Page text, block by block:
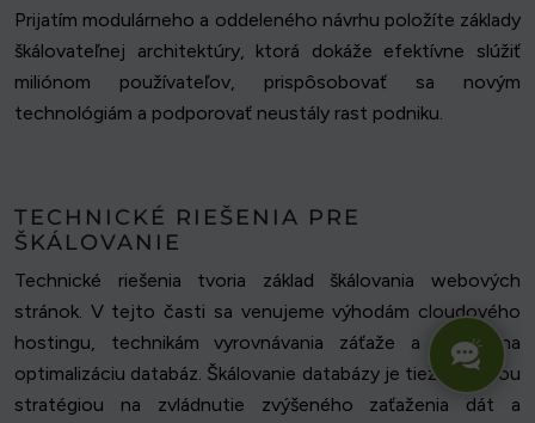
Prijatím modulárneho a oddeleného návrhu položíte základy
škálovateľnej architektúry, ktorá dokáže efektívne slúžiť
miliónom používateľov, prispôsobovať sa novým
technológiám a podporovať neustály rast podniku.
TECHNICKÉ RIEŠENIA PRE
ŠKÁLOVANIE
Technické riešenia tvoria základ škálovania webových
stránok. V tejto časti sa venujeme výhodám cloudového
hostingu, technikám vyrovnávania záťaže a tipom na
optimalizáciu databáz. Škálovanie databázy je tiež kľúčovou
stratégiou na zvládnutie zvýšeného zaťaženia dát a